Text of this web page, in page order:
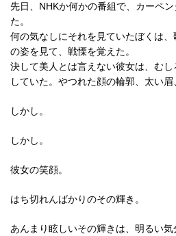
先日、NHKか何かの番組で、カーペ
た。
何の気なしにそれを見ていたぼくは
の姿を見て、戦慄を覚えた。
決して美人とは言えない彼女は、む
していた。やつれた顔の輪郭、太い眉
しかし。
しかし。
彼女の笑顔。
はち切れんばかりのその輝き。
あんまり眩しいその輝きは、明るい